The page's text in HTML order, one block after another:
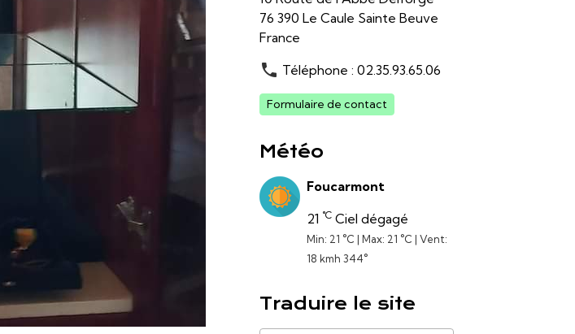
76 390 Le Caule Sainte Beuve
France
Téléphone : 02.35.93.65.06
Formulaire de contact
Météo
Foucarmont
21 °CCiel dégagé
Min: 21 °C | Max: 21 °C | Vent:
18 kmh 344°
Traduire le site